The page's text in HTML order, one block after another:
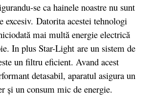
se ca hainele noastre nu sunt
excesiv. Datorita acestei tehnologi
mai multă energie electrică
In plus Star-Light are un sistem de
un filtru eficient. Avand acest
detasabil, aparatul asigura un
şi un consum mic de energie.